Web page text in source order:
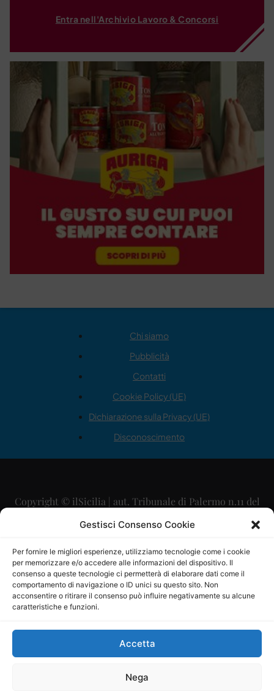
Gestisci Consenso Cookie
Per fornire le migliori esperienze, utilizziamo tecnologie come i cookie
per memorizzare e/o accedere alle informazioni del dispositivo. Il
consenso a queste tecnologie ci permetterà di elaborare dati come il
comportamento di navigazione o ID unici su questo sito. Non
acconsentire o ritirare il consenso può influire negativamente su alcune
caratteristiche e funzioni.
Accetta
Nega
Entra nell'Archivio Lavoro & Concorsi
Chi siamo
Pubblicità
Contatti
Cookie Policy (UE)
Dichiarazione sulla Privacy (UE)
Disconoscimento
Copyright © ilSicilia | aut. Tribunale di Palermo n.11 del
29/09/2015
Direttore Editoriale: Maurizio Scaglione
Direttore Responsabile: Maria Calabrese
P.IVA: 06334930820
Mercurio Comunicazione Società Cooperativa a r.l. è
iscritta al Registro degli Operatori di Comunicazione al